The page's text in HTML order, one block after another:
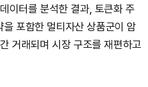
이터를 분석한 결과, 토큰화 주
을 포함한 멀티자산 상품군이 암
거래되며 시장 구조를 재편하고